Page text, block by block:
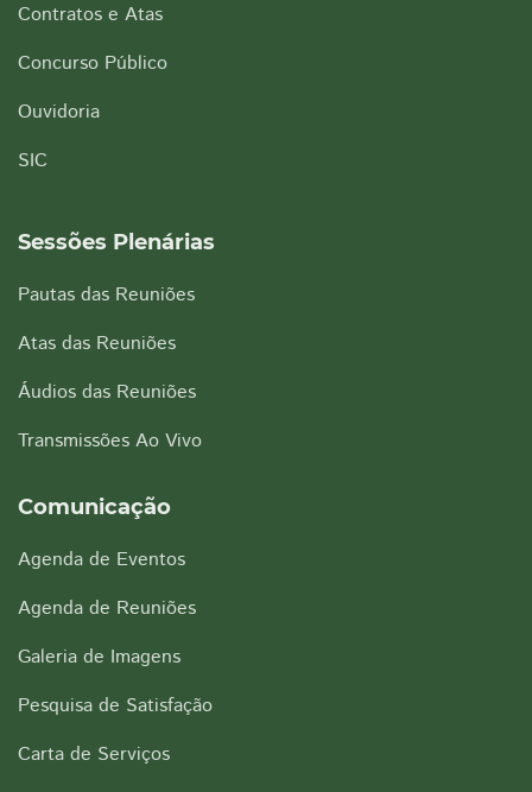
Contratos e Atas
Concurso Público
Ouvidoria
SIC
Sessões Plenárias
Pautas das Reuniões
Atas das Reuniões
Áudios das Reuniões
Transmissões Ao Vivo
Comunicação
Agenda de Eventos
Agenda de Reuniões
Galeria de Imagens
Pesquisa de Satisfação
Carta de Serviços